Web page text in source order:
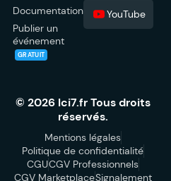
Documentation
Publier un
événement
GRATUIT
YouTube
© 2026 Ici7.fr Tous droits
réservés.
Mentions légales
Politique de confidentialité
CGUCGV Professionnels
CGV MarketplaceSignalement